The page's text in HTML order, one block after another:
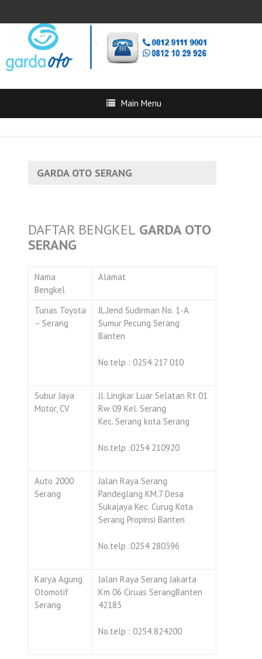
Main Menu
GARDA OTO SERANG
DAFTAR BENGKEL GARDA OTO
SERANG
Nama
Bengkel
Alamat
Tunas Toyota
– Serang
JL.Jend Sudirman No. 1-A
Sumur Pecung Serang
Banten
No.telp : 0254 217 010
Subur Jaya
Motor, CV
Jl. Lingkar Luar Selatan Rt 01
Rw 09 Kel. Serang
Kec. Serang kota Serang
No.telp :0254 210920
Auto 2000
Serang
Jalan Raya Serang
Pandeglang KM.7 Desa
Sukajaya Kec. Curug Kota
Serang Propinsi Banten
No.telp :0254 280396
Karya Agung
Otomotif
Serang
Jalan Raya Serang Jakarta
Km 06 Ciruas SerangBanten
42183
No.telp : 0254 824200